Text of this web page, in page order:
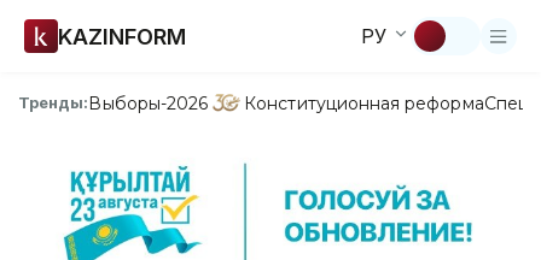
KAZINFORM РУ
Тренды:Выборы-2026 Конституционная реформа